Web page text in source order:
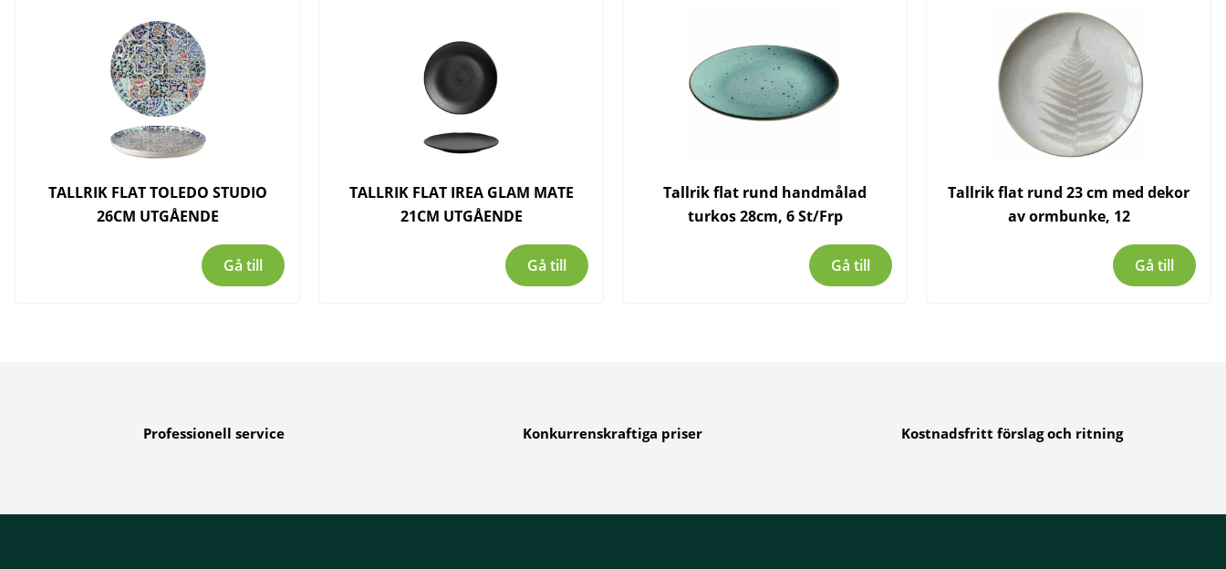
TALLRIK FLAT TOLEDO STUDIO
26CM UTGÅENDE
Gå till
TALLRIK FLAT IREA GLAM MATE
21CM UTGÅENDE
Gå till
Tallrik flat rund handmålad
turkos 28cm, 6 St/Frp
Gå till
Tallrik flat rund 23 cm med dekor
av ormbunke, 12
Gå till
Professionell service Konkurrenskraftiga priser Kostnadsfritt förslag och ritning